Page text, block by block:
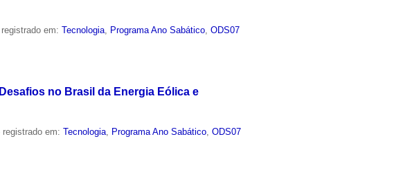
em:Tecnologia Programa Ano Sabático ,ODS07
no Brasil da Energia Eólica e
em:Tecnologia Programa Ano Sabático ,ODS07